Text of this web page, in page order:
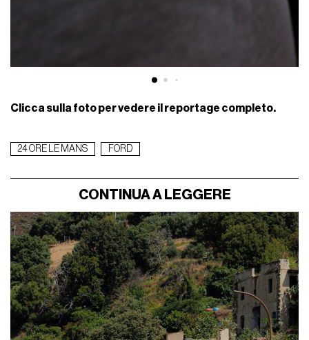
Clicca sulla foto per vedere il reportage completo.
24 ORE LE MANS FORD
CONTINUA A LEGGERE